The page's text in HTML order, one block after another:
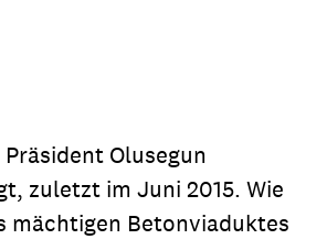
Olusegun
zuletzt im Juni 2015. Wie
mächtigen Betonviaduktes